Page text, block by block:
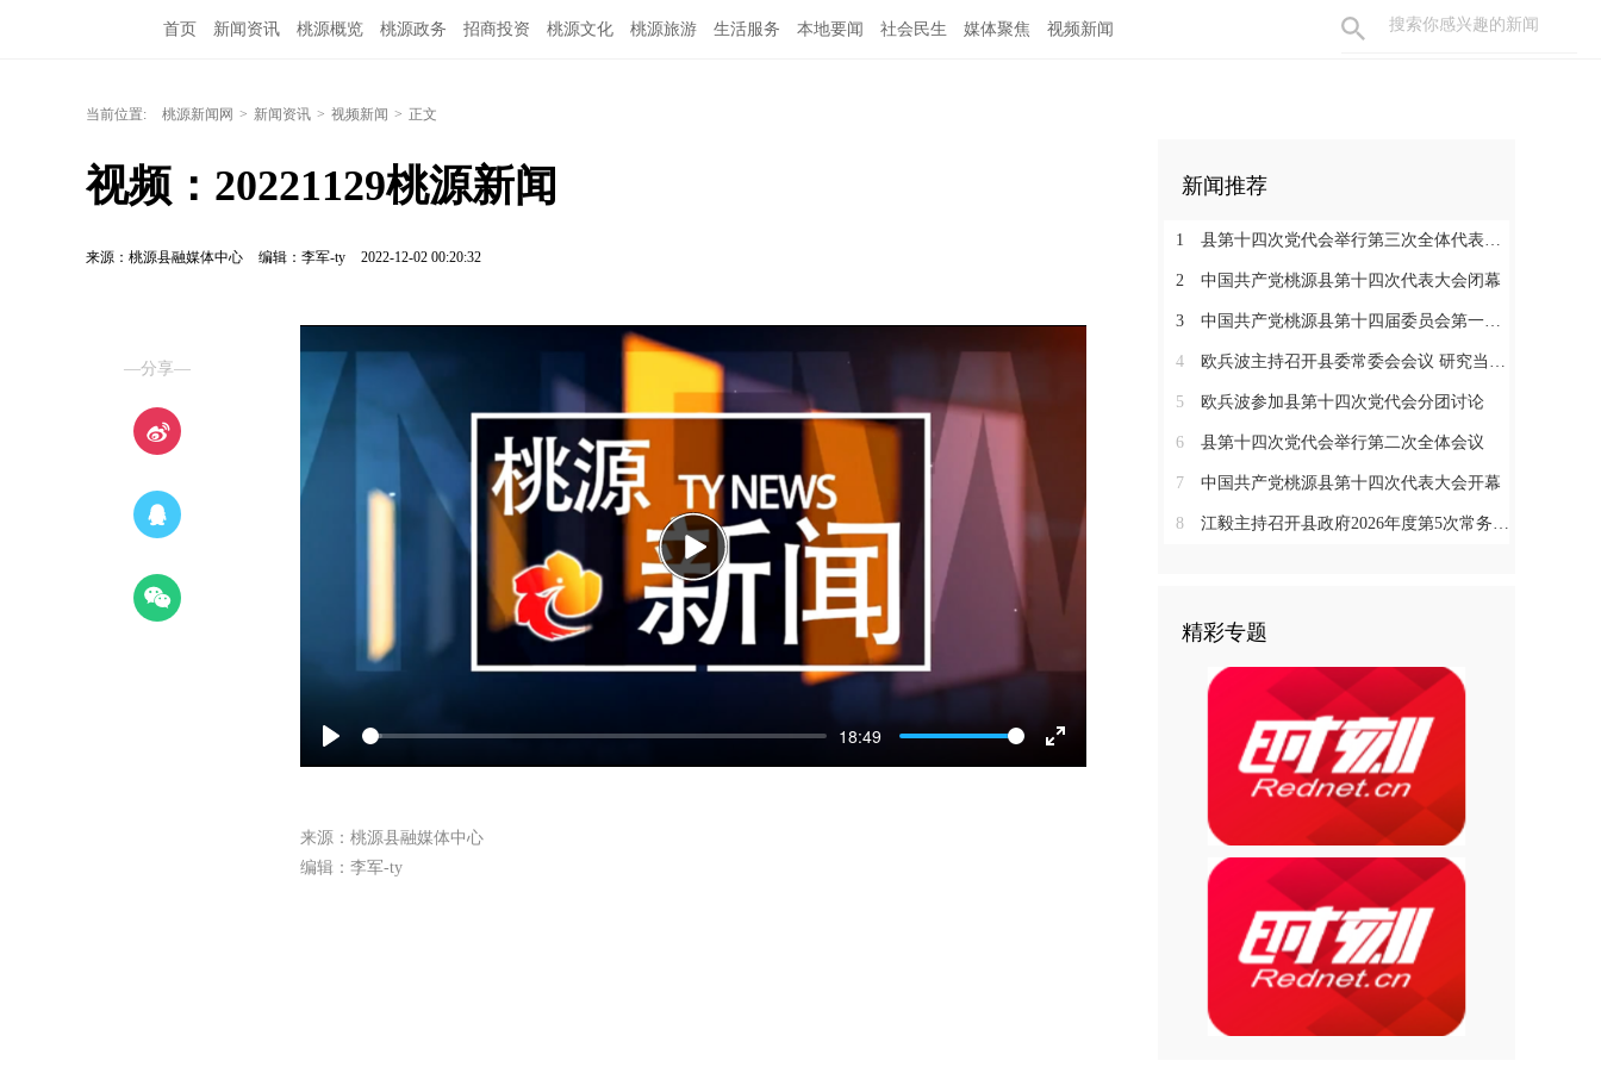
首页 新闻资讯 桃源概览 桃源政务 招商投资 桃源文化 桃源旅游 生活服务 本地要闻 社会民生 媒体聚焦 视频新闻
当前位置: 桃源新闻网 > 新闻资讯 > 视频新闻 > 正文
视频：20221129桃源新闻
来源：桃源县融媒体中心 编辑：李军-ty 2022-12-02 00:20:32
—分享—
Play
18:49
Enter
Play
来源：桃源县融媒体中心
编辑：李军-ty
新闻推荐
1 县第十四次党代会举行第三次全体代表会议
2 中国共产党桃源县第十四次代表大会闭幕
3 中国共产党桃源县第十四届委员会第一次全体会议召开
4 欧兵波主持召开县委常委会会议 研究当前重点工作
5 欧兵波参加县第十四次党代会分团讨论
6 县第十四次党代会举行第二次全体会议
7 中国共产党桃源县第十四次代表大会开幕
8 江毅主持召开县政府2026年度第5次常务会议
精彩专题